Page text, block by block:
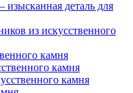
деталь для
из искусственного
камня
камня
камня